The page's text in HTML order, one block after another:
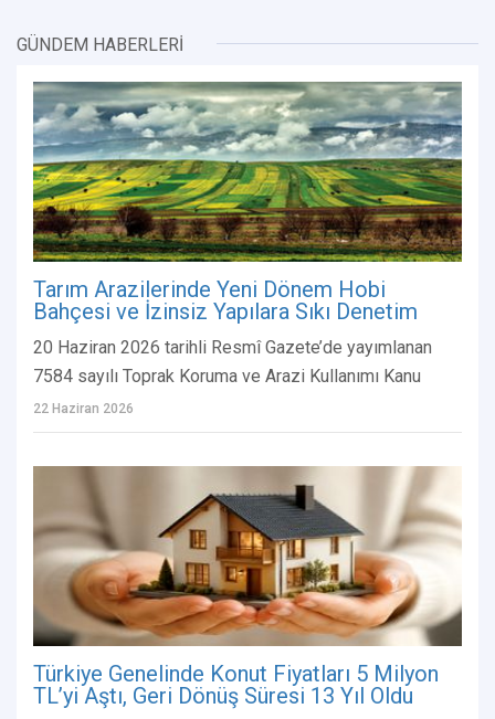
GÜNDEM HABERLERİ
Tarım Arazilerinde Yeni Dönem Hobi
Bahçesi ve İzinsiz Yapılara Sıkı Denetim
20 Haziran 2026 tarihli Resmî Gazete’de yayımlanan
7584 sayılı Toprak Koruma ve Arazi Kullanımı Kanu
22 Haziran 2026
Türkiye Genelinde Konut Fiyatları 5 Milyon
TL’yi Aştı, Geri Dönüş Süresi 13 Yıl Oldu